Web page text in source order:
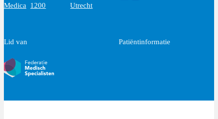
Medica 1200
Utrecht
Lid van Patiëntinformatie